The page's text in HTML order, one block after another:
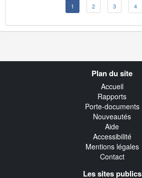
1 2 3 4
Plan du site
Accueil
Rapports
Porte-documents
Nouveautés
Aide
Accessibilité
Mentions légales
Contact
Les sites publics